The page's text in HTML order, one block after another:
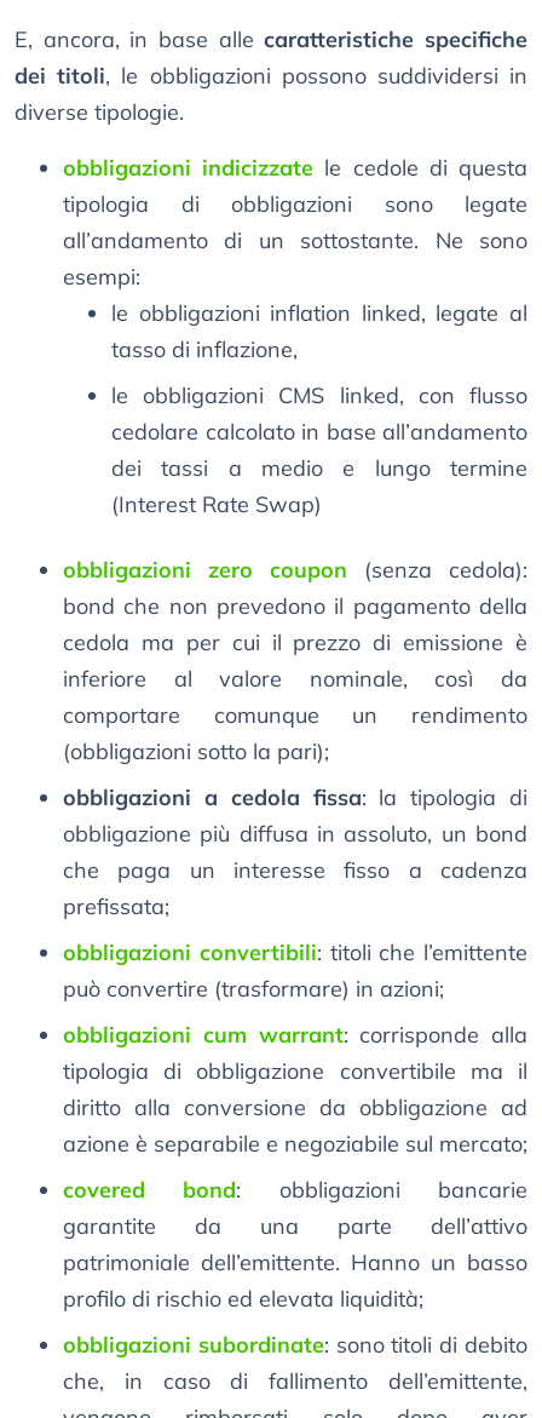
E, ancora, in base allecaratteristiche specifiche
dei titoli, le obbligazioni possono suddividersi in
diverse tipologie.
obbligazioni indicizzate le cedole di questa
tipologia di obbligazioni sono legate
all’andamento di un sottostante. Ne sono
esempi:
le obbligazioni inflation linked, legate al
tasso di inflazione,
le obbligazioni CMS linked, con flusso
cedolare calcolato in base all’andamento
dei tassi a medio e lungo termine
(Interest Rate Swap)
obbligazioni zero coupon (senza cedola):
bond che non prevedono il pagamento della
cedola ma per cui il prezzo di emissione è
inferiore al valore nominale, così da
comportare comunque un rendimento
(obbligazioni sotto la pari);
obbligazioni a cedola fissa: la tipologia di
obbligazione più diffusa in assoluto, un bond
che paga un interesse fisso a cadenza
prefissata;
obbligazioni convertibili: titoli che l’emittente
può convertire (trasformare) in azioni;
obbligazioni cum warrant: corrisponde alla
tipologia di obbligazione convertibile ma il
diritto alla conversione da obbligazione ad
azione è separabile e negoziabile sul mercato;
covered bond: obbligazioni bancarie
garantite da una parte dell’attivo
patrimoniale dell’emittente. Hanno un basso
profilo di rischio ed elevata liquidità;
obbligazioni subordinate: sono titoli di debito
che, in caso di fallimento dell’emittente,